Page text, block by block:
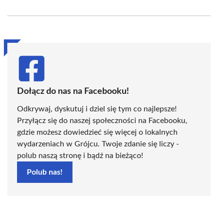
(Twitter)
Dołącz do nas na Facebooku!
Odkrywaj, dyskutuj i dziel się tym co najlepsze!
Przyłącz się do naszej społeczności na Facebooku,
gdzie możesz dowiedzieć się więcej o lokalnych
wydarzeniach w Grójcu. Twoje zdanie się liczy -
polub naszą stronę i bądź na bieżąco!
Polub nas!